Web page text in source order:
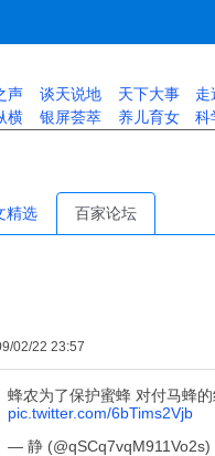
声 谈天说地 天下大事 走
横
银屏荟萃 养儿育女 科
精选 百家论坛
02/22 23:57
蜂农为了保护蜜蜂 对付马蜂
pic.twitter.com/6bTims2Vjb
— 静 (@qSCq7vqM911Vo2s)